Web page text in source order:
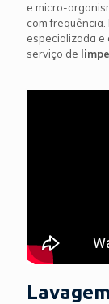
e micro-
com
especializada e
serviço de